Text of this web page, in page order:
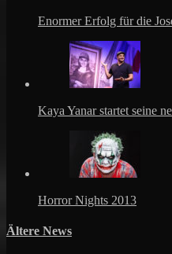
Enormer Erfolg für die
Kaya Yanar startet seine
Horror Nights 2013
Ältere News